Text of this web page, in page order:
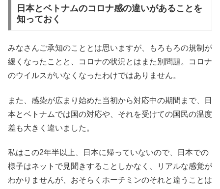
日本とベトナムのコロナ感の違いがあることを
知っておく
みなさんご承知のこととは思いますが、もろもろの規制が
緩くなったことと、コロナの状況とはまた別問題。コロナ
のウイルスがいなくなったわけではありません。
また、感染が広まり始めた当初から対応中の期間まで、日
本とベトナムでは国の対応や、それを受けての国民の温度
差も大きく違いました。
私はこの2年半以上、日本に帰っていないので、日本での
様子はネットで見聞きすることしかなく、リアルな感覚が
わかりませんが、おそらくホーチミンのそれと違うことは